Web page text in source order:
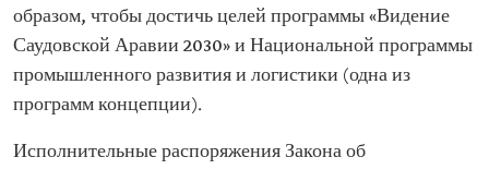
образом, чтобы достичь целей программы «Видение
Саудовской Аравии 2030» и Национальной программы
промышленного развития и логистики (одна из
программ концепции).
Исполнительные распоряжения Закона об